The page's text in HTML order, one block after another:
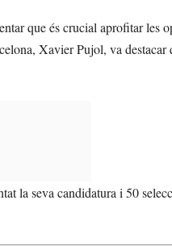
que és crucial aprofitar les
Xavier Pujol, va destacar
la seva candidatura i 50